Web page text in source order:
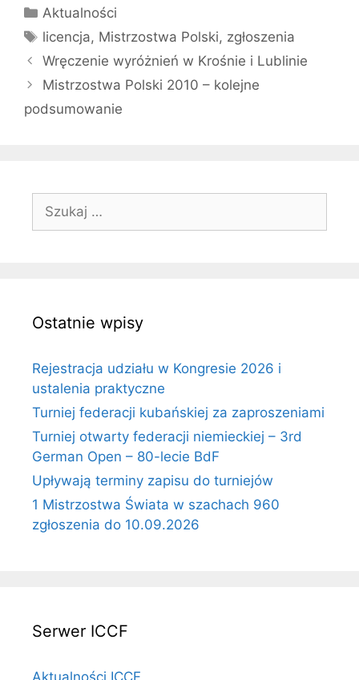
Kategorie
Aktualności
Tagi
licencja, Mistrzostwa Polski, zgłoszenia
Wręczenie wyróżnień w Krośnie i Lublinie
Mistrzostwa Polski 2010 – kolejne
podsumowanie
Ostatnie wpisy
Rejestracja udziału w Kongresie 2026 i
ustalenia praktyczne
Turniej federacji kubańskiej za zaproszeniami
Turniej otwarty federacji niemieckiej – 3rd
German Open – 80-lecie BdF
Upływają terminy zapisu do turniejów
1 Mistrzostwa Świata w szachach 960
zgłoszenia do 10.09.2026
Serwer ICCF
Aktualności ICCF